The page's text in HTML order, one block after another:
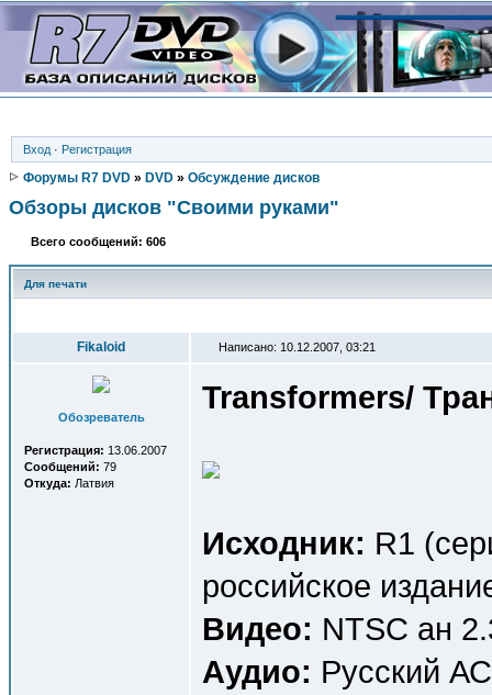
Вход · Регистрация
Форумы R7 DVD » DVD » Обсуждение дисков
Обзоры дисков "Своими руками"
Всего сообщений: 606
Для печати
Fikaloid Написано: 10.12.2007, 03:21
Обозреватель
Регистрация: 13.06.2007
Сообщений: 79
Откуда: Латвия
Transformers/
Исходник: R1
российское
Видео: NTSC ан
Аудио: Русский